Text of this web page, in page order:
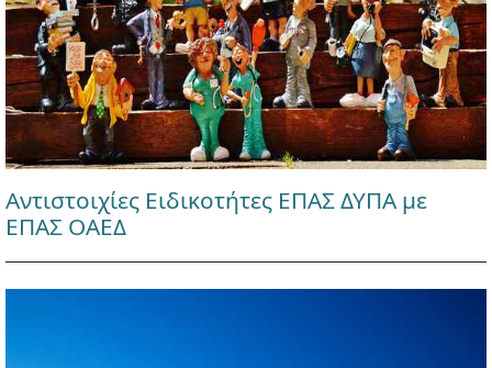
Αντιστοιχίες Ειδικοτήτες ΕΠΑΣ ΔΥΠΑ με
ΕΠΑΣ ΟΑΕΔ